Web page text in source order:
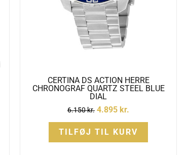
CERTINA DS ACTION HERRE
CHRONOGRAF QUARTZ STEEL BLUE
DIAL
6.150kr. 4.895 kr.
TILFØJ TIL KURV